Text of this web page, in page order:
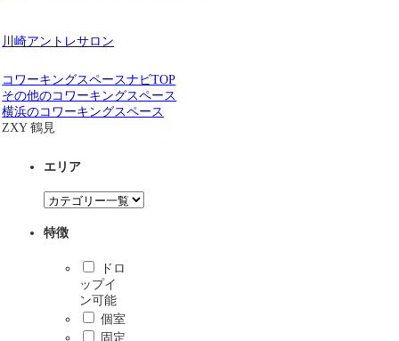
川崎アントレサロン
コワーキングスペースナビTOP
その他のコワーキングスペース
横浜のコワーキングスペース
ZXY 鶴見
エリア
特徴
ドロ
ップイ
ン可能
個室
固定